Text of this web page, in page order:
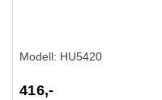
Modell: HU5420
416,-